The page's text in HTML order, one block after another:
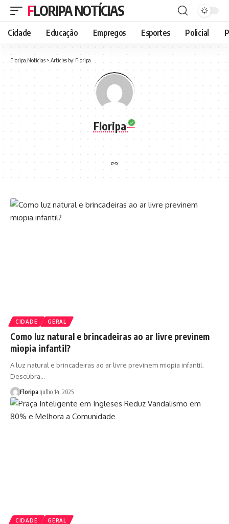
FLORIPA NOTÍCIAS
Cidade Educação Empregos Esportes Policial
Floripa Notícias > Articles by: Floripa
Floripa
CIDADE GERAL
Como luz natural e brincadeiras ao ar livre previnem
miopia infantil?
A luz natural e brincadeiras ao ar livre previnem miopia infantil.
Descubra…
Floripa julho 14, 2025
CIDADE GERAL